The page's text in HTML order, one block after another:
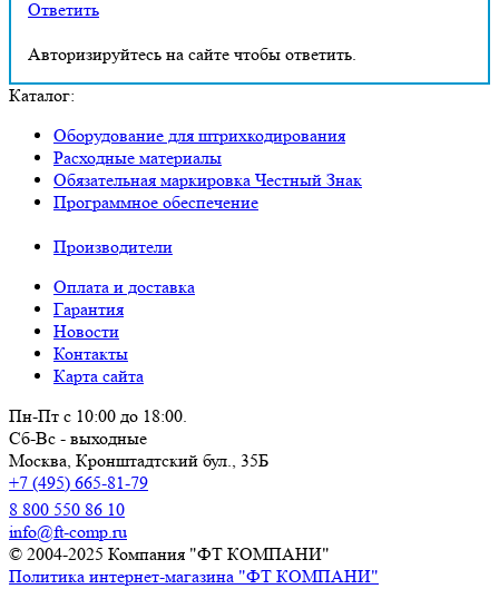
Ответить
Авторизируйтесь на сайте чтобы ответить.
Каталог:
Оборудование для штрихкодирования
Расходные материалы
Обязательная маркировка Честный Знак
Программное обеспечение
Производители
Оплата и доставка
Гарантия
Новости
Контакты
Карта сайта
Пн-Пт с 10:00 до 18:00.
Сб-Вс - выходные
Москва, Кронштадтский бул., 35Б
+7 (495) 665-81-79
8 800 550 86 10
info@ft-comp.ru
© 2004-2025 Компания "ФТ КОМПАНИ"
Политика интернет-магазина "ФТ КОМПАНИ"